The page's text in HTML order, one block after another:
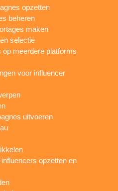
opzetten
beheren
maken
selectie
meerdere platforms
voor influencer
uitvoeren
opzetten en